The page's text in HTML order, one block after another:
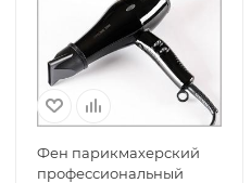
Фен парикмахерский
профессиональный